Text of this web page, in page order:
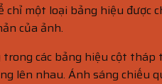
một loại bảng hiệu được
của ảnh.
các bảng hiệu cột
lên nhau. Ánh sáng